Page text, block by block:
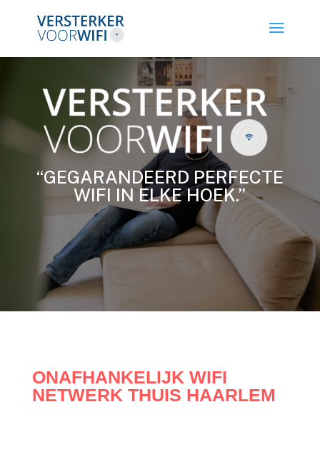
“GEGARANDEERD PERFECTE
WIFI IN ELKE HOEK.”
ONAFHANKELIJK WIFI
NETWERK THUIS HAARLEM